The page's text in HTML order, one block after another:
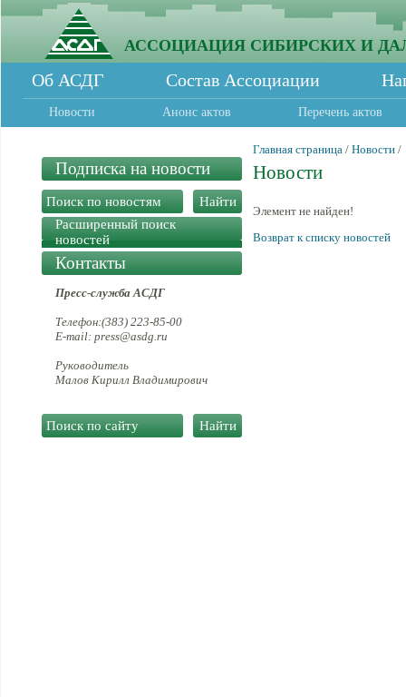
АССОЦИАЦИЯ СИБИРСКИХ И
Об АСДГ Состав Ассоциации
Новости Анонс актов Перечень актов
Подписка на новости
Расширенный поиск
новостей
Контакты
Пресс-служба АСДГ
Телефон:(383) 223-85-00
E-mail: press@asdg.ru
Руководитель
Малов Кирилл Владимирович
Главная страница / Новости /
Новости
Элемент не найден!
Возврат к списку новостей